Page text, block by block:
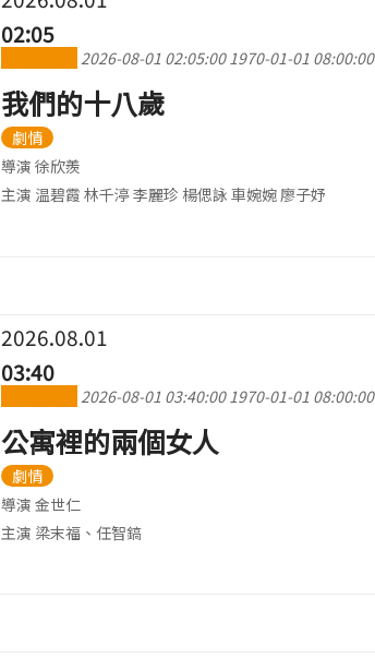
02:05
2026-08-01 02:05:00 1970-01-01 08:00:00
我們的十八歲
劇情
導演 徐欣羨
主演 温碧霞 林千渟 李麗珍 楊偲詠 車婉婉 廖子妤
2026.08.01
03:40
2026-08-01 03:40:00 1970-01-01 08:00:00
公寓裡的兩個女人
劇情
導演 金世仁
主演 梁末福、任智鎬